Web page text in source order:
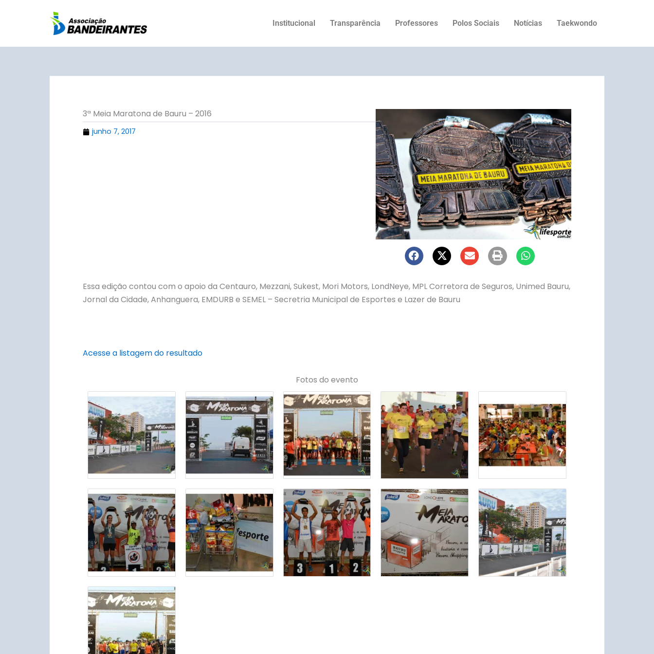
conteúdo
Institucional Transparência Professores Polos Sociais Notícias Taekwondo
3ª Meia Maratona de Bauru – 2016
junho 7, 2017
Essa edição contou com o apoio da Centauro, Mezzani, Sukest, Mori Motors, LondNeye, MPL Corretora de Seguros, Unimed Bauru,
Jornal da Cidade, Anhanguera, EMDURB e SEMEL – Secretria Municipal de Esportes e Lazer de Bauru
Acesse a listagem do resultado
Fotos do evento